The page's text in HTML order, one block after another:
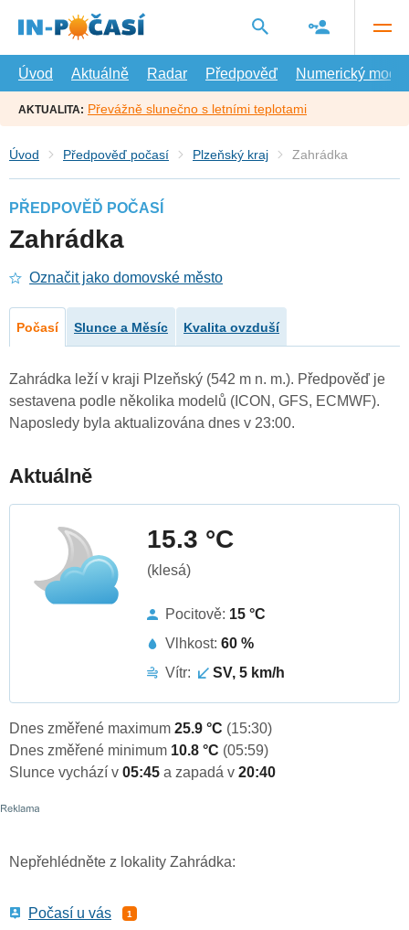
hlavní
Úvod
Aktuálně Radar Předpověď Numerický model
AKTUALITA: Převážně slunečno s letními teplotami
Úvod Předpověď počasí Plzeňský kraj Zahrádka
PŘEDPOVĚĎ POČASÍ
Zahrádka
Označit jako domovské město
Počasí Slunce a Měsíc Kvalita ovzduší
Zahrádka leží v kraji Plzeňský (542 m n. m.). Předpověď je
sestavena podle několika modelů (ICON, GFS, ECMWF).
Naposledy byla aktualizována dnes v 23:00.
Aktuálně
15.3 °C
(klesá)
Pocitově: 15 °C
Vlhkost: 60 %
Vítr:
SV, 5 km/h
Dnes změřené maximum 25.9 °C (15:30)
Dnes změřené minimum 10.8 °C (05:59)
Slunce vychází v 05:45 a zapadá v 20:40
Nepřehlédněte z lokality Zahrádka:
Počasí u vás 1